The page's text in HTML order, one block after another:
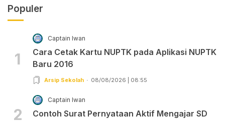
Populer
1
Captain Iwan
Cara Cetak Kartu NUPTK pada Aplikasi NUPTK
Baru 2016
Arsip Sekolah 08/08/2026 | 08:55
2
Captain Iwan
Contoh Surat Pernyataan Aktif Mengajar SD